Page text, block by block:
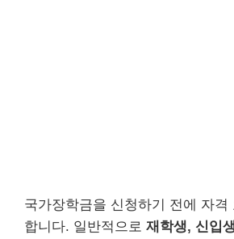
국가장학금을 신청하기 전에 자격
합니다. 일반적으로 재학생, 신입